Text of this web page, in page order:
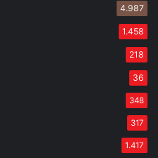
4.987
1.458
218
36
348
317
1.417